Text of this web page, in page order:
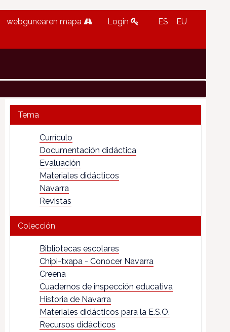
webgunearen mapa Login ES EU
Tema
Currículo
Documentación didáctica
Evaluación
Materiales didácticos
Navarra
Revistas
Colección
Bibliotecas escolares
Chipi-txapa - Conocer Navarra
Creena
Cuadernos de inspección educativa
Historia de Navarra
Materiales didácticos para la E.S.O.
Recursos didácticos